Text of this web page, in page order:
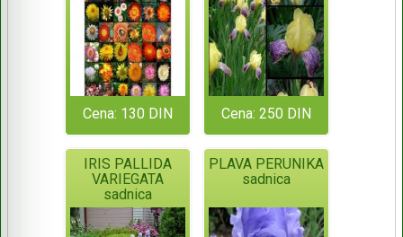
Cena: 130 DIN Cena: 250 DIN
IRIS PALLIDA
VARIEGATA
sadnica
PLAVA PERUNIKA
sadnica